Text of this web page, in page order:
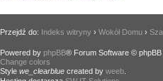
Przejdź do: Indeks witryny › Wokół Domu ›
Powered by phpBB® Forum Software © phpBB
Change colors
Style we_clearblue created by weeb